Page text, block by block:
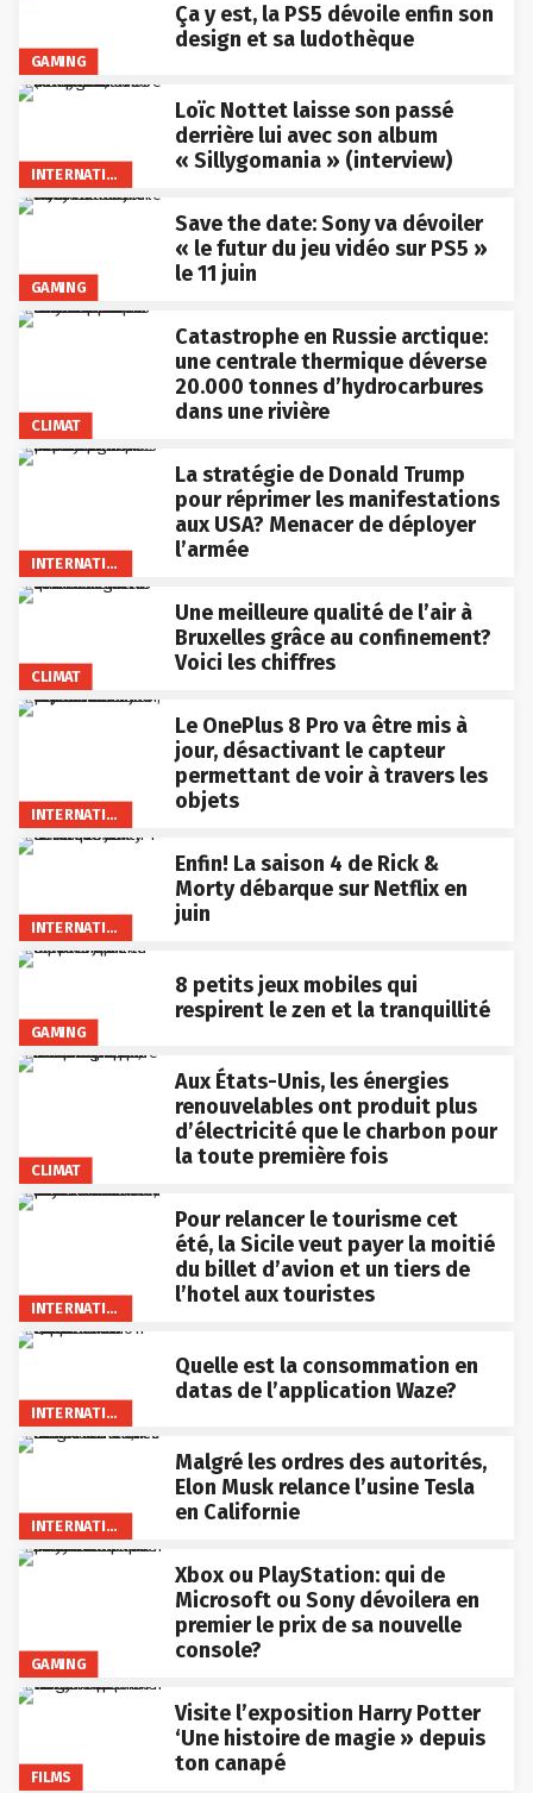
GAMING
Ça y est, la PS5 dévoile enfin son
design et sa ludothèque
INTERNATIONAL
Loïc Nottet laisse son passé
derrière lui avec son album
« Sillygomania » (interview)
GAMING
Save the date: Sony va dévoiler
« le futur du jeu vidéo sur PS5 »
le 11 juin
CLIMAT
Catastrophe en Russie arctique:
une centrale thermique déverse
20.000 tonnes d’hydrocarbures
dans une rivière
INTERNATIONAL
La stratégie de Donald Trump
pour réprimer les manifestations
aux USA? Menacer de déployer
l’armée
CLIMAT
Une meilleure qualité de l’air à
Bruxelles grâce au confinement?
Voici les chiffres
INTERNATIONAL
Le OnePlus 8 Pro va être mis à
jour, désactivant le capteur
permettant de voir à travers les
objets
INTERNATIONAL
Enfin! La saison 4 de Rick &
Morty débarque sur Netflix en
juin
GAMING
8 petits jeux mobiles qui
respirent le zen et la tranquillité
CLIMAT
Aux États-Unis, les énergies
renouvelables ont produit plus
d’électricité que le charbon pour
la toute première fois
INTERNATIONAL
Pour relancer le tourisme cet
été, la Sicile veut payer la moitié
du billet d’avion et un tiers de
l’hotel aux touristes
INTERNATIONAL
Quelle est la consommation en
datas de l’application Waze?
INTERNATIONAL
Malgré les ordres des autorités,
Elon Musk relance l’usine Tesla
en Californie
GAMING
Xbox ou PlayStation: qui de
Microsoft ou Sony dévoilera en
premier le prix de sa nouvelle
console?
FILMS
Visite l’exposition Harry Potter
‘Une histoire de magie » depuis
ton canapé